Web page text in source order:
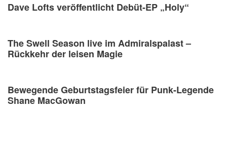
Dave Lofts veröffentlicht Debüt-EP „Holy“
The Swell Season live im Admiralspalast –
Rückkehr der leisen Magie
Bewegende Geburtstagsfeier für Punk-Legende
Shane MacGowan